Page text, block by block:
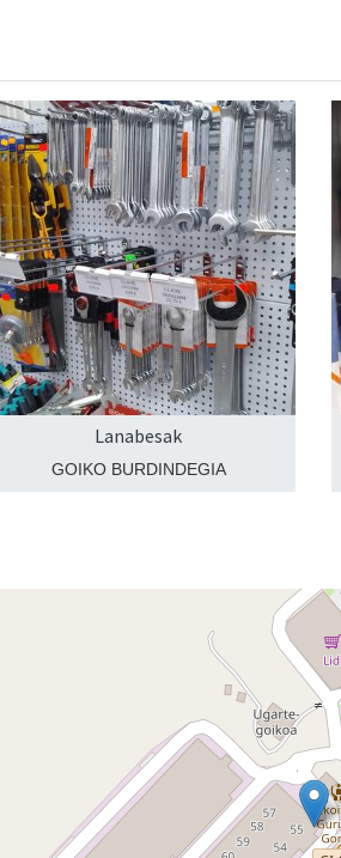
Lanabesak
GOIKO BURDINDEGIA